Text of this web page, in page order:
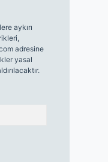
aykırı
adresine
yasal